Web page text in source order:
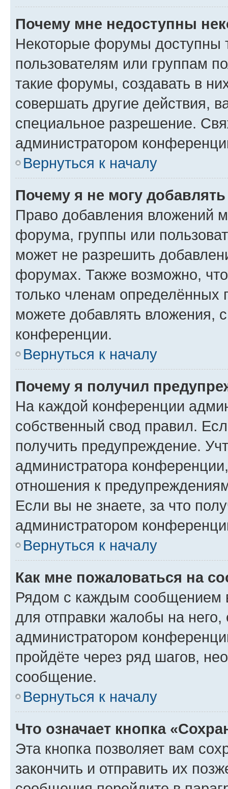
Почему мне недоступны
Некоторые форумы доступны
пользователям или группам
такие форумы, создавать в
совершать другие действия,
специальное разрешение.
администратором
Вернуться к началу
Почему я не могу
Право добавления вложений
форума, группы или
может не разрешить
форумах. Также возможно,
только членам определённых
можете добавлять вложения,
конференции.
Вернуться к началу
Почему я получил
На каждой конференции
собственный свод правил.
получить предупреждение.
администратора
отношения к
Если вы не знаете, за что
администратором
Вернуться к началу
Как мне пожаловаться на
Рядом с каждым сообщением
для отправки жалобы на
администратором
пройдёте через ряд шагов,
сообщение.
Вернуться к началу
Что означает кнопка
Эта кнопка позволяет вам
закончить и отправить их